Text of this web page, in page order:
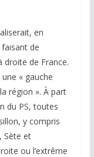
en
de
droite de France.
« gauche
région ». À part
du PS, toutes
y compris
Sète et
ou l’extrême